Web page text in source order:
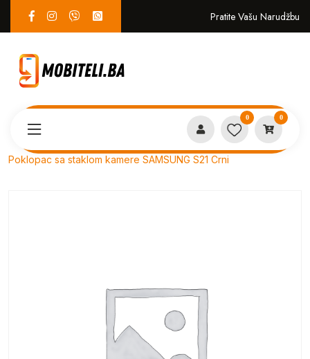
Pratite Vašu Narudžbu
0 0
Poklopac sa staklom kamere SAMSUNG S21 Crni